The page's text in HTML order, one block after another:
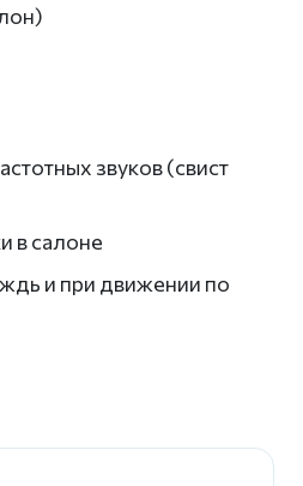
звуков (свист
в салоне
и при движении по